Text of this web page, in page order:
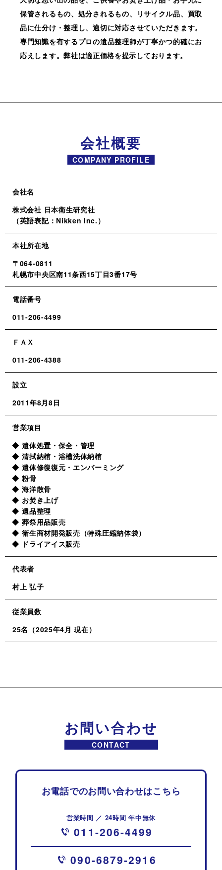
保管されるもの、処分されるもの、リサイクル品、買取
品に仕分け・整理し、適切に対応させていただきます。
専門知識を有するプロの遺品整理師が丁寧かつ的確にお
応えします。弊社は適正価格を提示しております。
会社概要
COMPANY PROFILE
会社名
株式会社 日本衛生研究社
（英語表記：Nikken Inc.）
本社所在地
〒064-0811
札幌市中央区南11条西15丁目3番17号
電話番号
011-206-4499
ＦＡＸ
011-206-4388
設立
2011年8月8日
営業項目
遺体処置・保全・管理
清拭納棺・浴槽洗体納棺
遺体修復復元・エンバーミング
粉骨
海洋散骨
お焚き上げ
遺品整理
葬祭用品販売
衛生商材開発販売（特殊圧縮納体袋）
ドライアイス販売
代表者
村上 弘子
従業員数
25名（2025年4月 現在）
お問い合わせ
CONTACT
お電話でのお問い合わせはこちら
営業時間 ／ 24時間 年中無休
011-206-4499
090-6879-2916